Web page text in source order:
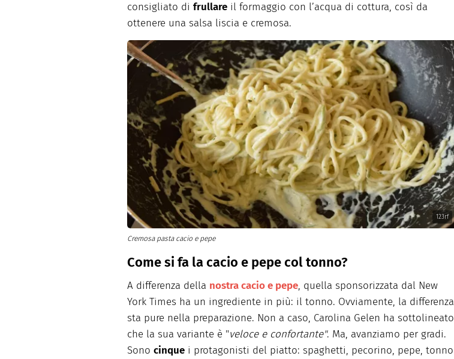
consigliato di frullare il formaggio con l’acqua di cottura, così da
ottenere una salsa liscia e cremosa.
123rf
Cremosa pasta cacio e pepe
Come si fa la cacio e pepe col tonno?
A differenza della nostra cacio e pepe, quella sponsorizzata dal New
York Times ha un ingrediente in più: il tonno. Ovviamente, la differenza
sta pure nella preparazione. Non a caso, Carolina Gelen ha sottolineato
che la sua variante è "veloce e confortante". Ma, avanziamo per gradi.
Sono cinque i protagonisti del piatto: spaghetti, pecorino, pepe, tonno